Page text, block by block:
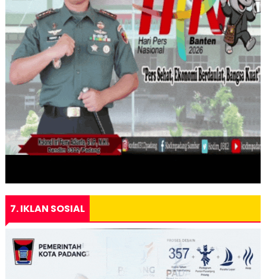
7. IKLAN SOSIAL